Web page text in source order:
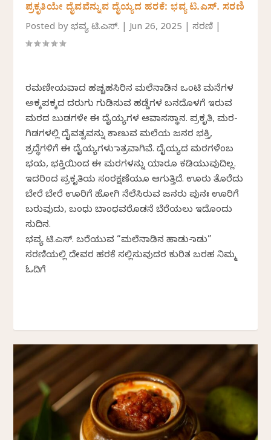
ಪ್ರಕೃತಿಯೇ ದೈವವೆನ್ನುವ ದೈಯ್ಯದ ಹರಕೆ: ಭವ್ಯ ಟಿ.ಎಸ್. ಸರಣಿ
Posted byಭವ್ಯ ಟಿ.ಎಸ್. |Jun 26, 2025 |ಸರಣಿ
ರಮಣೀಯವಾದ ಹಚ್ಚಹಸಿರಿನ ಮಲೆನಾಡಿನ ಒಂಟಿ ಮನೆಗಳ
ಅಕ್ಕಪಕ್ಕದ ದರುಗು ಗುಡಿಸುವ ಹಡ್ಡೆಗಳ ಬನದೊಳಗೆ ಇರುವ
ಮರದ ಬುಡಗಳೇ ಈ ದೈಯ್ಯಗಳ ಆವಾಸಸ್ಥಾನ. ಪ್ರಕೃತಿ, ಮರ-
ಗಿಡಗಳಲ್ಲಿ ದೈವತ್ವವನ್ನು ಕಾಣುವ ಮಲೆಯ ಜನರ ಭಕ್ತಿ,
ಶ್ರದ್ಧೆಗಳಿಗೆ ಈ ದೈಯ್ಯಗಳು ಪಾತ್ರವಾಗಿವೆ. ದೈಯ್ಯದ ಮರಗಳೆಂಬ
ಭಯ, ಭಕ್ತಿಯಿಂದ ಈ ಮರಗಳನ್ನು ಯಾರೂ ಕಡಿಯುವುದಿಲ್ಲ.
ಇದರಿಂದ ಪ್ರಕೃತಿಯ ಸಂರಕ್ಷಣೆಯೂ ಆಗುತ್ತಿದೆ. ಊರು ತೊರೆದು
ಬೇರೆ ಬೇರೆ ಊರಿಗೆ ಹೋಗಿ ನೆಲೆಸಿರುವ ಜನರು ಪುನಃ ಊರಿಗೆ
ಬರುವುದು, ಬಂಧು ಬಾಂಧವರೊಡನೆ ಬೆರೆಯಲು ಇದೊಂದು
ಸುದಿನ.
ಭವ್ಯ ಟಿ.ಎಸ್. ಬರೆಯುವ “ಮಲೆನಾಡಿನ ಹಾಡು-ಪಾಡು”
ಸರಣಿಯಲ್ಲಿ ದೇವರ ಹರಕೆ ಸಲ್ಲಿಸುವುದರ ಕುರಿತ ಬರಹ ನಿಮ್ಮ
ಓದಿಗೆ